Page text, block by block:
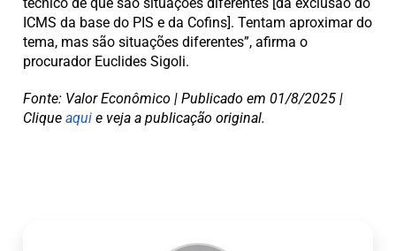
técnico de que são situações diferentes [da exclusão do
ICMS da base do PIS e da Cofins]. Tentam aproximar do
tema, mas são situações diferentes”, afirma o
procurador Euclides Sigoli.
Fonte: Valor Econômico | Publicado em 01/8/2025 |
Clique aqui e veja a publicação original.